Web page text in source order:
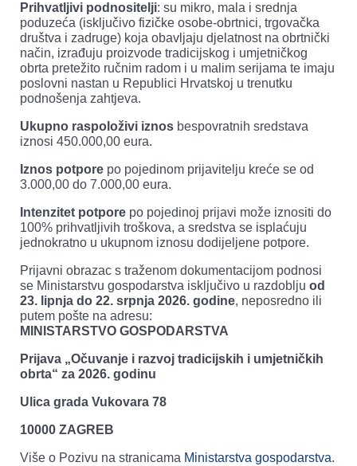
Prihvatljivi podnositelji: su mikro, mala i srednja
poduzeća (isključivo fizičke osobe-obrtnici, trgovačka
društva i zadruge) koja obavljaju djelatnost na obrtnički
način, izrađuju proizvode tradicijskog i umjetničkog
obrta pretežito ručnim radom i u malim serijama te imaju
poslovni nastan u Republici Hrvatskoj u trenutku
podnošenja zahtjeva.
Ukupno raspoloživi iznos bespovratnih sredstava
iznosi 450.000,00 eura.
Iznos potpore po pojedinom prijavitelju kreće se od
3.000,00 do 7.000,00 eura.
Intenzitet potpore po pojedinoj prijavi može iznositi do
100% prihvatljivih troškova, a sredstva se isplaćuju
jednokratno u ukupnom iznosu dodijeljene potpore.
Prijavni obrazac s traženom dokumentacijom podnosi
se Ministarstvu gospodarstva isključivo u razdoblju od
23. lipnja do 22. srpnja 2026. godine, neposredno ili
putem pošte na adresu:
MINISTARSTVO GOSPODARSTVA
Prijava „Očuvanje i razvoj tradicijskih i umjetničkih
obrta“ za 2026. godinu
Ulica grada Vukovara 78
10000 ZAGREB
Više o Pozivu na stranicama Ministarstva gospodarstva.